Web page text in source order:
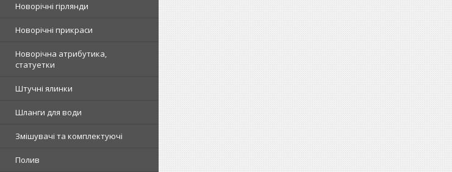
Новорічні гірлянди
Новорічні прикраси
Новорічна атрибутика,
статуетки
Штучні ялинки
Шланги для води
Змішувачі та комплектуючі
Полив